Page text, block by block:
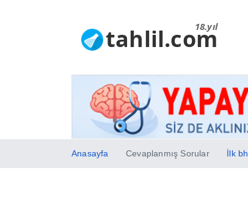
18.yıl
tahlil.com
Anasayfa Cevaplanmış Sorular İlk